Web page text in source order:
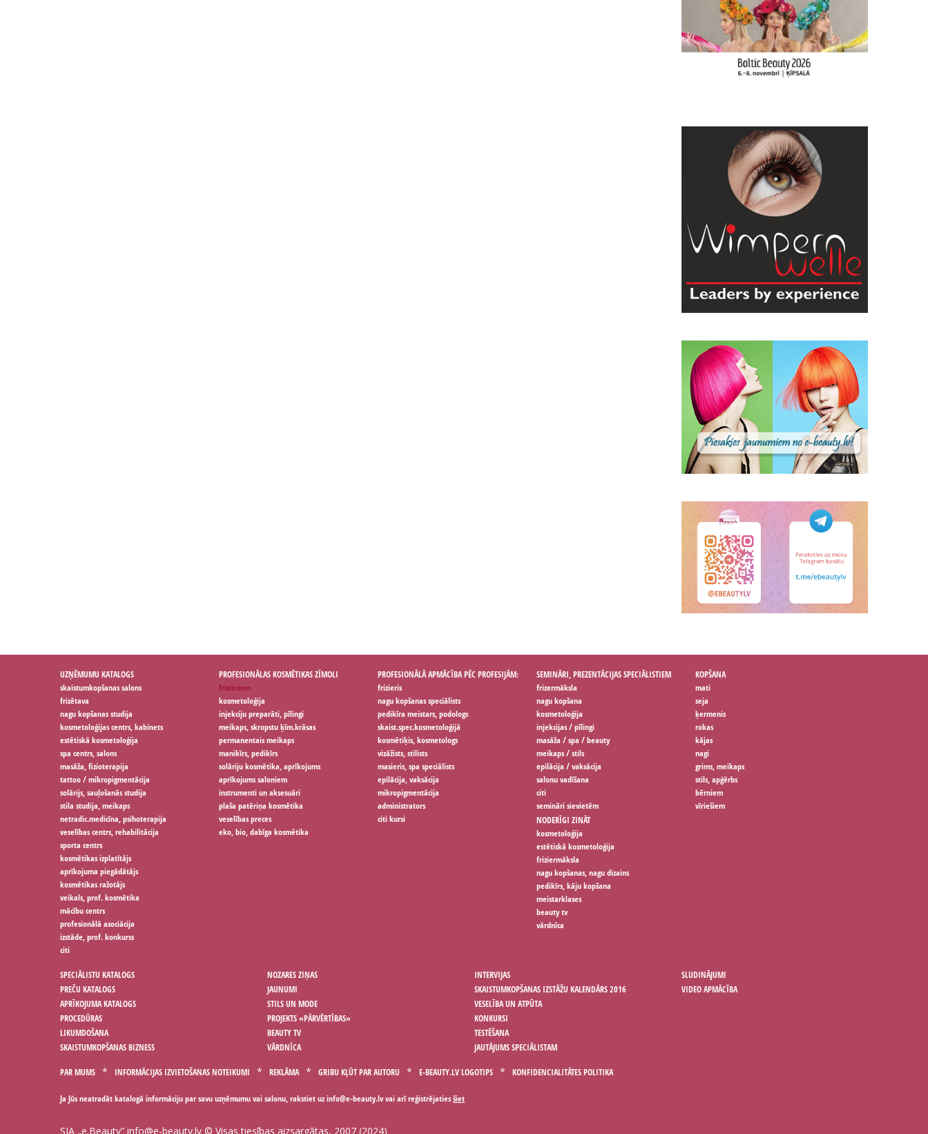
UZŅĒMUMU KATALOGS
skaistumkopšanas salons
frizētava
nagu kopšanas studija
kosmetoloģijas centrs, kabinets
estētiskā kosmetoloģija
spa centrs, salons
masāža, fizioterapija
tattoo / mikropigmentācija
solārijs, sauļošanās studija
stila studija, meikaps
netradic.medicīna, psihoterapija
veselības centrs, rehabilitācija
sporta centrs
kosmētikas izplatītājs
aprīkojuma piegādātājs
kosmētikas ražotājs
veikals, prof. kosmētika
mācību centrs
profesionālā asociācija
izstāde, prof. konkurss
citi
PROFESIONĀLAS KOSMĒTIKAS ZĪMOLI
frizieriem
kosmetoloģija
injekciju preparāti, pīlingi
meikaps, skropstu ķīm.krāsas
permanentais meikaps
manikīrs, pedikīrs
solāriju kosmētika, aprīkojums
aprīkojums saloniem
instrumenti un aksesuāri
plaša patēriņa kosmētika
veselības preces
eko, bio, dabīga kosmētika
PROFESIONĀLĀ APMĀCĪBA PĒC PROFESIJĀM:
frizieris
nagu kopšanas speciālists
pedikīra meistars, podologs
skaist.spec.kosmetoloģijā
kosmētiķis, kosmetologs
vizāžists, stilists
masieris, spa speciālists
epilācija, vaksācija
mikropigmentācija
administrators
citi kursi
SEMINĀRI, PREZENTĀCIJAS SPECIĀLISTIEM
frizermāksla
nagu kopšana
kosmetoloģija
injekcijas / pīlingi
masāža / spa / beauty
meikaps / stils
epilācija / vaksācija
salonu vadīšana
citi
semināri sievietēm
KOPŠANA
mati
seja
ķermenis
rokas
kājas
nagi
grims, meikaps
stils, apģērbs
bērniem
vīriešiem
NODERĪGI ZINĀT
kosmetoloģija
estētiskā kosmetoloģija
friziermāksla
nagu kopšanas, nagu dizains
pedikīrs, kāju kopšana
meistarklases
beauty tv
vārdnīca
SPECIĀLISTU KATALOGS
PREČU KATALOGS
APRĪKOJUMA KATALOGS
PROCEDŪRAS
LIKUMDOŠANA
SKAISTUMKOPŠANAS BIZNESS
NOZARES ZIŅAS
JAUNUMI
STILS UN MODE
PROJEKTS «PĀRVĒRTĪBAS»
BEAUTY TV
VĀRDNĪCA
INTERVIJAS
SKAISTUMKOPŠANAS IZSTĀŽU KALENDĀRS 2016
VESELĪBA UN ATPŪTA
KONKURSI
TESTĒŠANA
JAUTĀJUMS SPECIĀLISTAM
SLUDINĀJUMI
VIDEO APMĀCĪBA
PAR MUMS INFORMĀCIJAS IZVIETOŠANAS NOTEIKUMI REKLĀMA GRIBU KĻŪT PAR AUTORU E-BEAUTY.LV LOGOTIPS KONFIDENCIALITĀTES POLITIKA
Ja Jūs neatradāt katalogā informāciju par savu uzņēmumu vai salonu, rakstiet uz vai arī reģistrējatiesšiet
SIA „e.Beauty” info@e-beauty.lv © Visas tiesības aizsargātas, 2007 (2024)